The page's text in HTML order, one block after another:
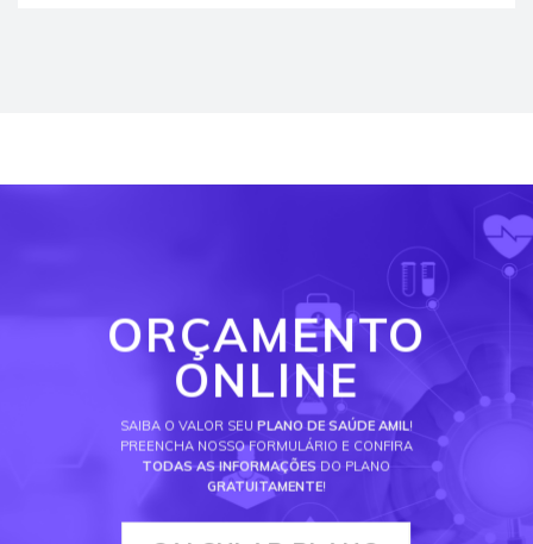
ORÇAMENTO
ONLINE
SAIBA O VALOR SEU PLANO DE SAÚDE AMIL!
PREENCHA NOSSO FORMULÁRIO E CONFIRA
TODAS AS INFORMAÇÕES DO PLANO
GRATUITAMENTE!